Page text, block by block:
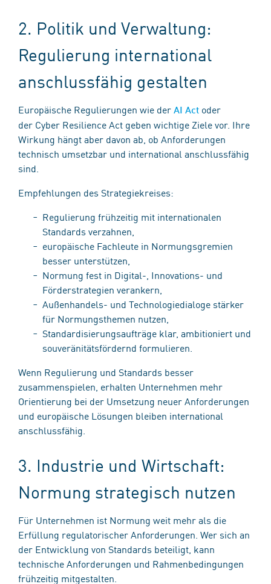
2. Politik und Verwaltung:
Regulierung international
anschlussfähig gestalten
Europäische Regulierungen wie der AI Act oder
der Cyber Resilience Act geben wichtige Ziele vor. Ihre
Wirkung hängt aber davon ab, ob Anforderungen
technisch umsetzbar und international anschlussfähig
sind.
Empfehlungen des Strategiekreises:
Regulierung frühzeitig mit internationalen
Standards verzahnen,
europäische Fachleute in Normungsgremien
besser unterstützen,
Normung fest in Digital-, Innovations- und
Förderstrategien verankern,
Außenhandels- und Technologiedialoge stärker
für Normungsthemen nutzen,
Standardisierungsaufträge klar, ambitioniert und
souveränitätsfördernd formulieren.
Wenn Regulierung und Standards besser
zusammenspielen, erhalten Unternehmen mehr
Orientierung bei der Umsetzung neuer Anforderungen
und europäische Lösungen bleiben international
anschlussfähig.
3. Industrie und Wirtschaft:
Normung strategisch nutzen
Für Unternehmen ist Normung weit mehr als die
Erfüllung regulatorischer Anforderungen. Wer sich an
der Entwicklung von Standards beteiligt, kann
technische Anforderungen und Rahmenbedingungen
frühzeitig mitgestalten.